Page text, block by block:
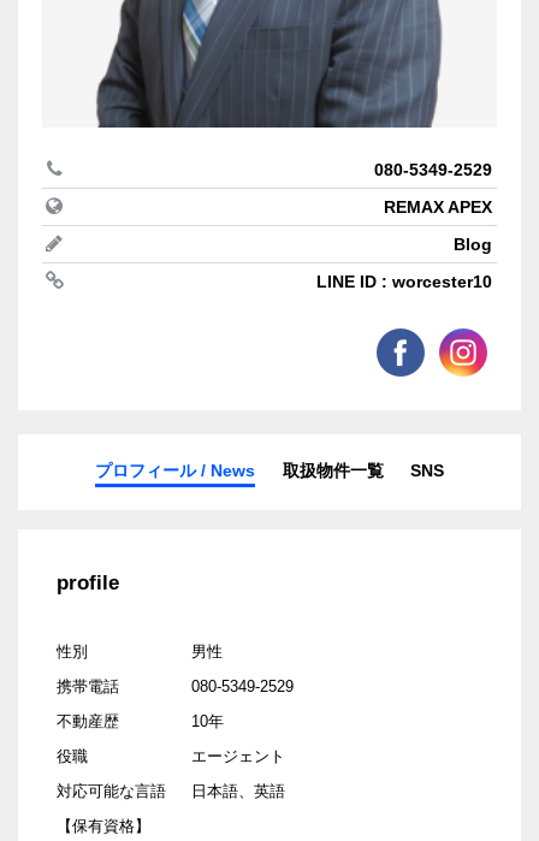
080-5349-2529
REMAX APEX
Blog
LINE ID : worcester10
プロフィール / News 取扱物件一覧 SNS
profile
性別
男性
携帯電話
080-5349-2529
不動産歴
10年
役職
エージェント
対応可能な言語
日本語、英語
【保有資格】